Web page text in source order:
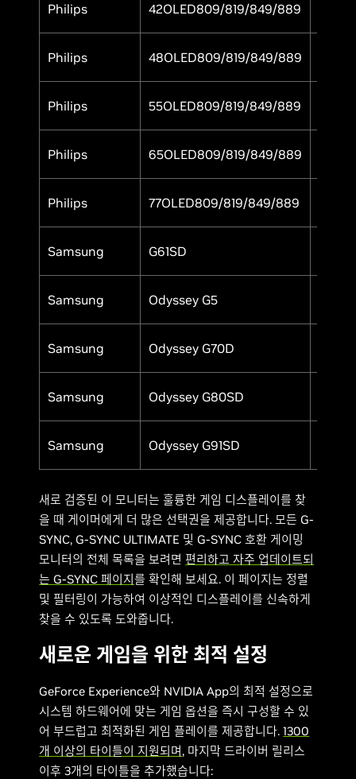
Philips 42OLED809/819/849/889
Philips 48OLED809/819/849/889
Philips 55OLED809/819/849/889
Philips 65OLED809/819/849/889
Philips 77OLED809/819/849/889
Samsung G61SD
Samsung Odyssey G5
Samsung Odyssey G70D
Samsung Odyssey G80SD
Samsung Odyssey G91SD
새로 검증된 이 모니터는 훌륭한 게임 디스플레이를 찾
을 때 게이머에게 더 많은 선택권을 제공합니다. 모든 G-
SYNC, G-SYNC ULTIMATE 및 G-SYNC 호환 게이밍
모니터의 전체 목록을 보려면 편리하고 자주 업데이트되
는 G-SYNC 페이지를 확인해 보세요. 이 페이지는 정렬
및 필터링이 가능하여 이상적인 디스플레이를 신속하게
찾을 수 있도록 도와줍니다.
새로운 게임을 위한 최적 설정
GeForce Experience와 NVIDIA App의 최적 설정으로
시스템 하드웨어에 맞는 게임 옵션을 즉시 구성할 수 있
어 부드럽고 최적화된 게임 플레이를 제공합니다.1300
개 이상의 타이틀이 지원되며, 마지막 드라이버 릴리스
이후 3개의 타이틀을 추가했습니다: